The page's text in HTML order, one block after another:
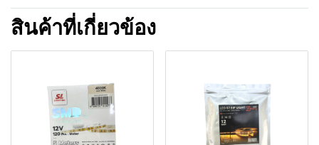
สินค้าที่เกี่ยวข้อง